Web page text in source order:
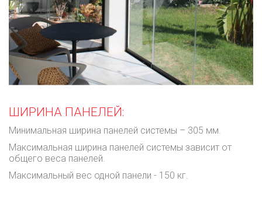
ШИРИНА ПАНЕЛЕЙ:
Минимальная ширина панелей системы – 305 мм.
Максимальная ширина панелей системы зависит от
общего веса панелей.
Максимальный вес одной панели - 150 кг.